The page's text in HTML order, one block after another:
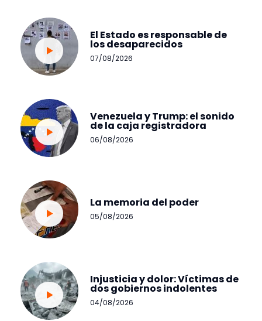
El Estado es responsable de
los desaparecidos
07/08/2026
Venezuela y Trump: el sonido
de la caja registradora
06/08/2026
La memoria del poder
05/08/2026
Injusticia y dolor: Víctimas de
dos gobiernos indolentes
04/08/2026